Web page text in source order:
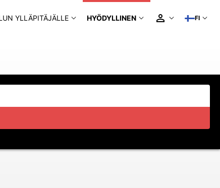
YLLÄPITÄJÄLLE HYÖDYLLINEN FI